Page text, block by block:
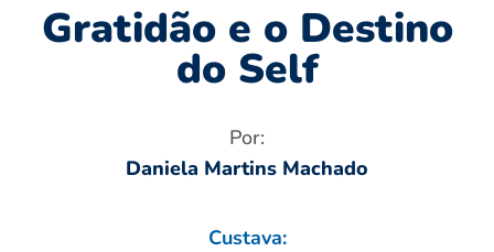
Gratidão e o Destino
do Self
Por:
Daniela Martins Machado
Custava: